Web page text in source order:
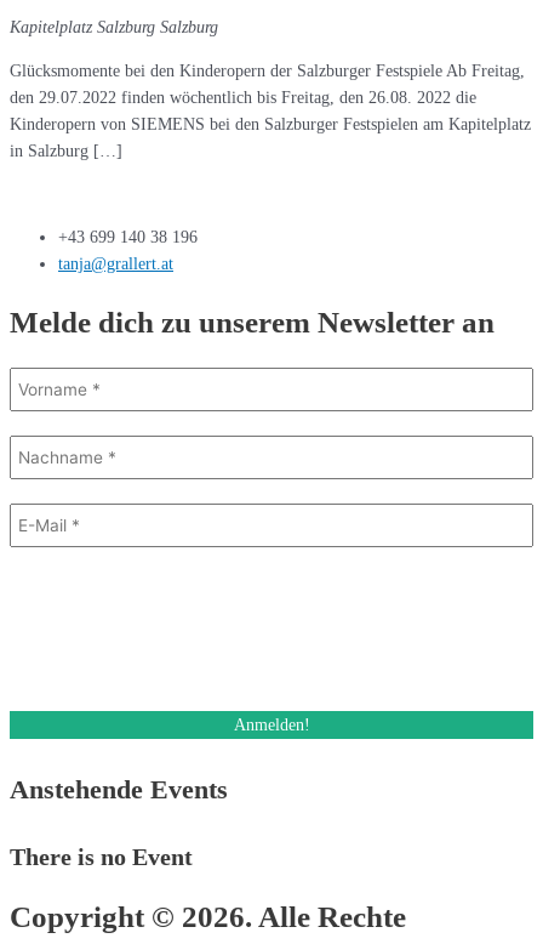
Kapitelplatz Salzburg Salzburg
Glücksmomente bei den Kinderopern der Salzburger Festspiele Ab Freitag,
den 29.07.2022 finden wöchentlich bis Freitag, den 26.08. 2022 die
Kinderopern von SIEMENS bei den Salzburger Festspielen am Kapitelplatz
in Salzburg […]
+43 699 140 38 196
tanja@grallert.at
Melde dich zu unserem Newsletter an
Anstehende Events
There is no Event
Copyright © 2026. Alle Rechte